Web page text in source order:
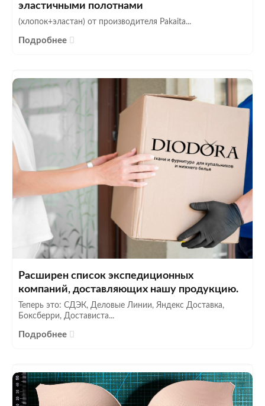
эластичными полотнами
(хлопок+эластан) от производителя Pakaita...
Подробнее
Расширен список экспедиционных
компаний, доставляющих нашу продукцию.
Теперь это: СДЭК, Деловые Линии, Яндекс Доставка,
Боксберри, Достависта...
Подробнее